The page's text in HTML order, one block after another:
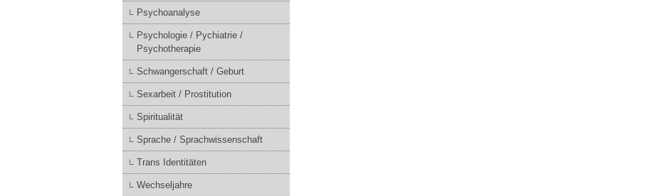
Psychoanalyse
Psychologie / Pychiatrie /
Psychotherapie
Schwangerschaft / Geburt
Sexarbeit / Prostitution
Spiritualität
Sprache / Sprachwissenschaft
Trans Identitäten
Wechseljahre